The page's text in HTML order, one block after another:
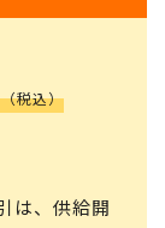
（税込）
は、供給開